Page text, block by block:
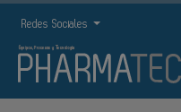
Redes Sociales